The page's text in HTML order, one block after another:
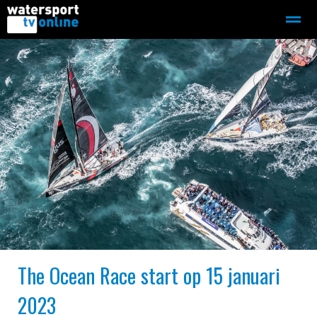
Zeilen Motorboot-sloep Adverteren Redactie
Home Contact Bellen Zoeken
The Ocean Race start op 15 januari
2023